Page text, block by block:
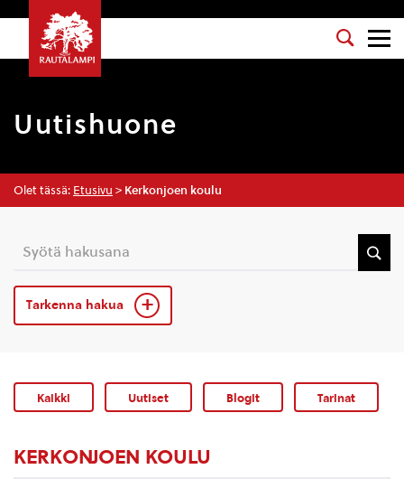
Uutishuone
Olet tässä: Etusivu > Kerkonjoen koulu
Tarkenna hakua
Kaikki Uutiset Blogit Tarinat
KERKONJOEN KOULU